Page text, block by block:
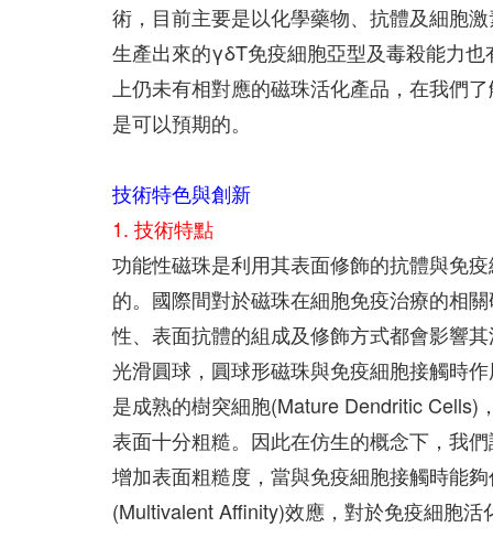
術，目前主要是以化學藥物、抗體及細胞
生產出來的γδT免疫細胞亞型及毒殺能力
上仍未有相對應的磁珠活化產品，在我們
是可以預期的。
技術特色與創新
1. 技術特點
功能性磁珠是利用其表面修飾的抗體與免
的。國際間對於磁珠在細胞免疫治療的相
性、表面抗體的組成及修飾方式都會影響
光滑圓球，圓球形磁珠與免疫細胞接觸時
是成熟的樹突細胞(Mature Dendritic
表面十分粗糙。因此在仿生的概念下，我
增加表面粗糙度，當與免疫細胞接觸時能
(Multivalent Affinity)效應，對於免疫細胞